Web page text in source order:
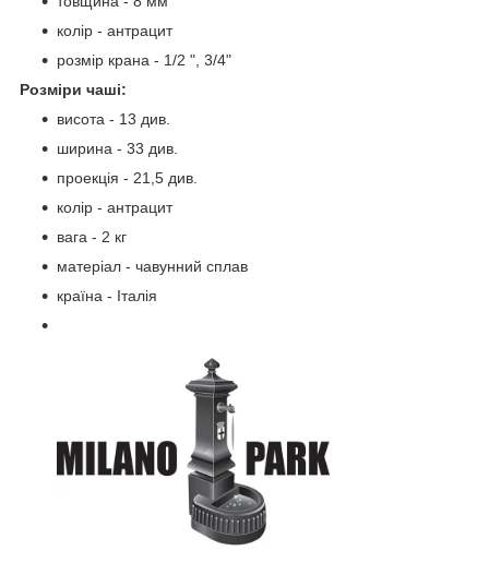
колір - антрацит
розмір крана - 1/2 ", 3/4"
Розміри чаші:
висота - 13 див.
ширина - 33 див.
проекція - 21,5 див.
колір - антрацит
вага - 2 кг
матеріал - чавунний сплав
країна - Італія